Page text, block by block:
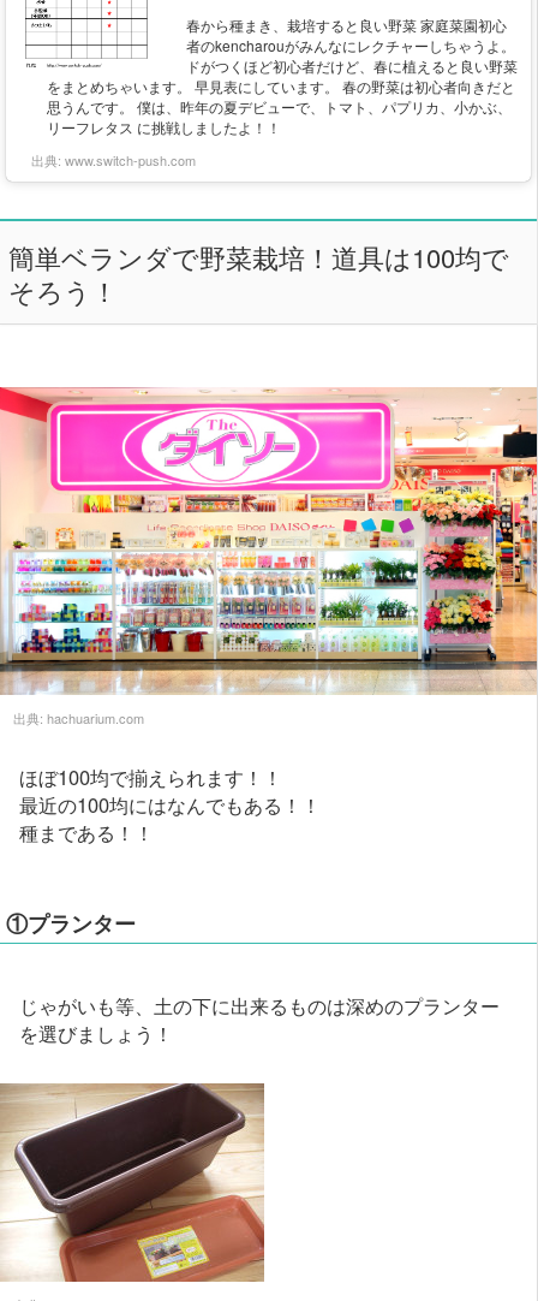
春から種まき、栽培すると良い野菜 家庭菜園初心
者のkencharouがみんなにレクチャーしちゃうよ。
ドがつくほど初心者だけど、春に植えると良い野菜
をまとめちゃいます。 早見表にしています。 春の野菜は初心者向きだと
思うんです。 僕は、昨年の夏デビューで、トマト、パプリカ、小かぶ、
リーフレタス に挑戦しましたよ！！
出典: www.switch-push.com
簡単ベランダで野菜栽培！道具は100均で
そろう！
出典: hachuarium.com
ほぼ100均で揃えられます！！
最近の100均にはなんでもある！！
種まである！！
①プランター
じゃがいも等、土の下に出来るものは深めのプランター
を選びましょう！